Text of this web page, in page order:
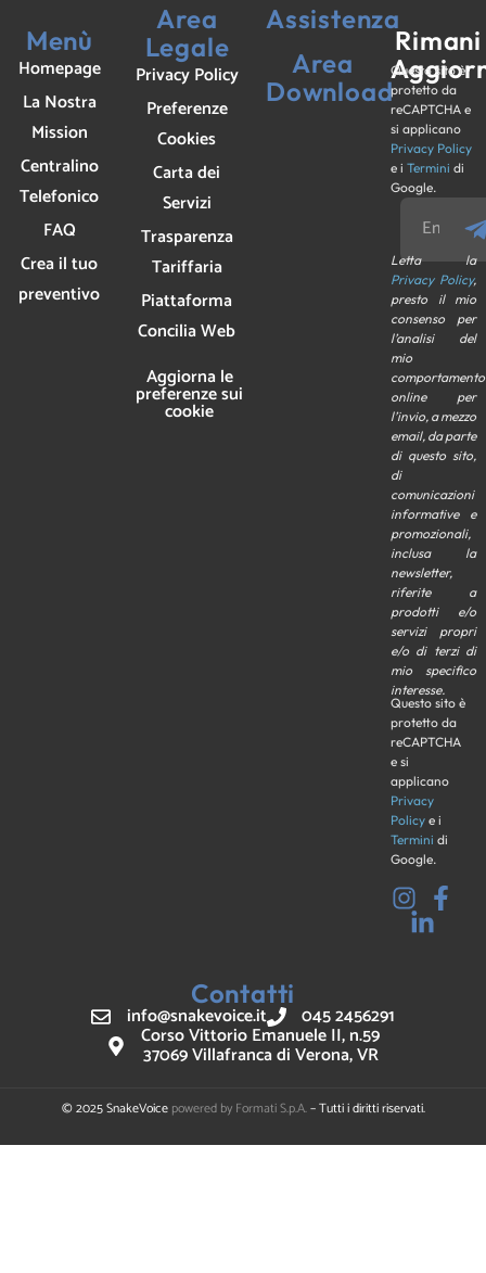
Menù
Homepage
La Nostra
Mission
Centralino
Telefonico
FAQ
Crea il tuo
preventivo
Area
Legale
Privacy Policy
Preferenze
Cookies
Carta dei
Servizi
Trasparenza
Tariffaria
Piattaforma
Concilia Web
Aggiorna le
preferenze sui
cookie
Assistenza
Area
Download
Rimani
Questo sito è
protetto da
reCAPTCHA e
si applicano
Privacy Policy
e iTermini di
Google.
Letta la
Privacy Policy,
presto il mio
consenso per
l’analisi del
mio
comportamento
online per
l’invio, a mezzo
email, da parte
di questo sito,
di
comunicazioni
informative e
promozionali,
inclusa la
newsletter,
riferite a
prodotti e/o
servizi propri
e/o di terzi di
mio specifico
interesse.
Questo sito è
protetto da
reCAPTCHA
e si
applicano
Privacy
Policy e i
Termini di
Google.
Contatti
info@snakevoice.it 045 2456291
Corso Vittorio Emanuele II, n.59
37069 Villafranca di Verona, VR
© 2025 SnakeVoice powered by Formati S.p.A.– Tutti i diritti riservati.